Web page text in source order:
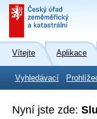
Vítejte Aplikace
Vyhledávací
Nyní jste zde: